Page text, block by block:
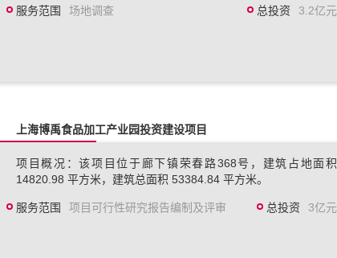
服务范围 场地调查 总投资 3.2亿元
上海博禹食品加工产业园投资建设项目
项目概况：该项目位于廊下镇荣春路368号，建筑占地面积
14820.98 平方米，建筑总面积 53384.84 平方米。
服务范围 项目可行性研究报告编制及评审 总投资 3亿元